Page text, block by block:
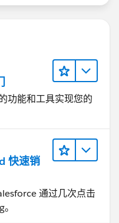
功能和工具实现您的
快速销
通过几次点击